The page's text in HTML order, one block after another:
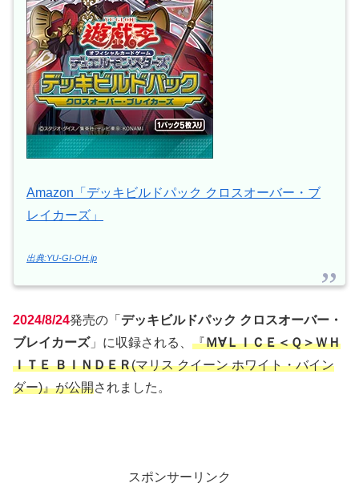
Amazon「デッキビルドパック クロスオーバー・ブ
レイカーズ」
出典:YU-GI-OH.jp
2024/8/24発売の「 デッキビルドパック クロスオーバー・
ブレイカーズ」に収録される、 『Ｍ∀ＬＩＣＥ＜Ｑ＞ＷＨ
ＩＴＥ ＢＩＮＤＥＲ(マリス クイーン ホワイト・バイン
ダー)』が公開されました。
スポンサーリンク